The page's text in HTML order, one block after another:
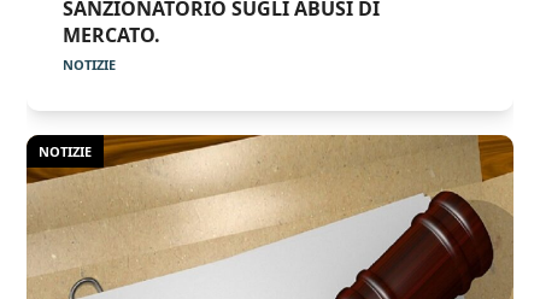
SANZIONATORIO SUGLI ABUSI DI
MERCATO.
NOTIZIE
NOTIZIE